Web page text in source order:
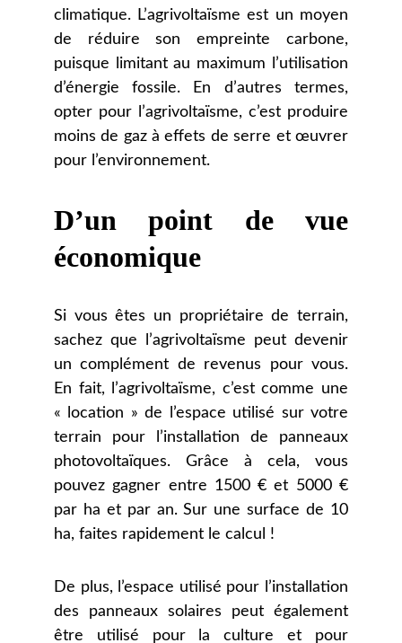
climatique. L’agrivoltaïsme est un moyen
de réduire son empreinte carbone,
puisque limitant au maximum l’utilisation
d’énergie fossile. En d’autres termes,
opter pour l’agrivoltaïsme, c’est produire
moins de gaz à effets de serre et œuvrer
pour l’environnement.
D’un point de vue
économique
Si vous êtes un propriétaire de terrain,
sachez que l’agrivoltaïsme peut devenir
un complément de revenus pour vous.
En fait, l’agrivoltaïsme, c’est comme une
« location » de l’espace utilisé sur votre
terrain pour l’installation de panneaux
photovoltaïques. Grâce à cela, vous
pouvez gagner entre 1500 € et 5000 €
par ha et par an. Sur une surface de 10
ha, faites rapidement le calcul !
De plus, l’espace utilisé pour l’installation
des panneaux solaires peut également
être utilisé pour la culture et pour